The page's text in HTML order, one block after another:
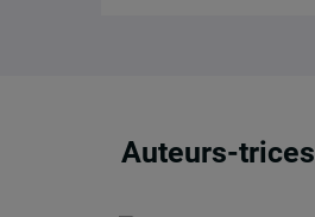
Auteurs-trices